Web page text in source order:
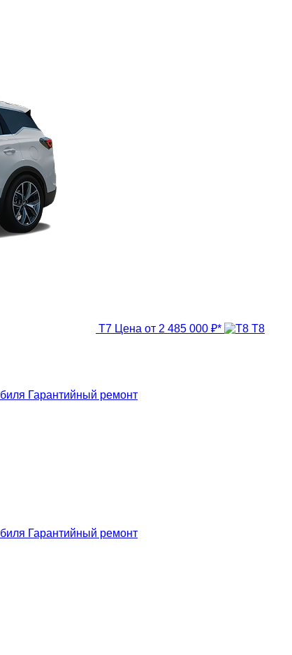
T7 Цена от 2 485 000 ₽*
T8
Гарантийный ремонт
Гарантийный ремонт